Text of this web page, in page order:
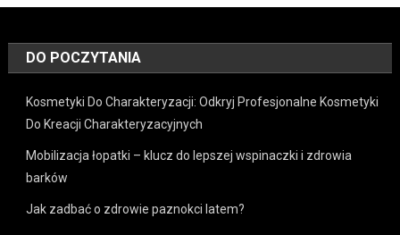
DO POCZYTANIA
Kosmetyki Do Charakteryzacji: Odkryj Profesjonalne Kosmetyki
Do Kreacji Charakteryzacyjnych
Mobilizacja łopatki – klucz do lepszej wspinaczki i zdrowia
barków
Jak zadbać o zdrowie paznokci latem?